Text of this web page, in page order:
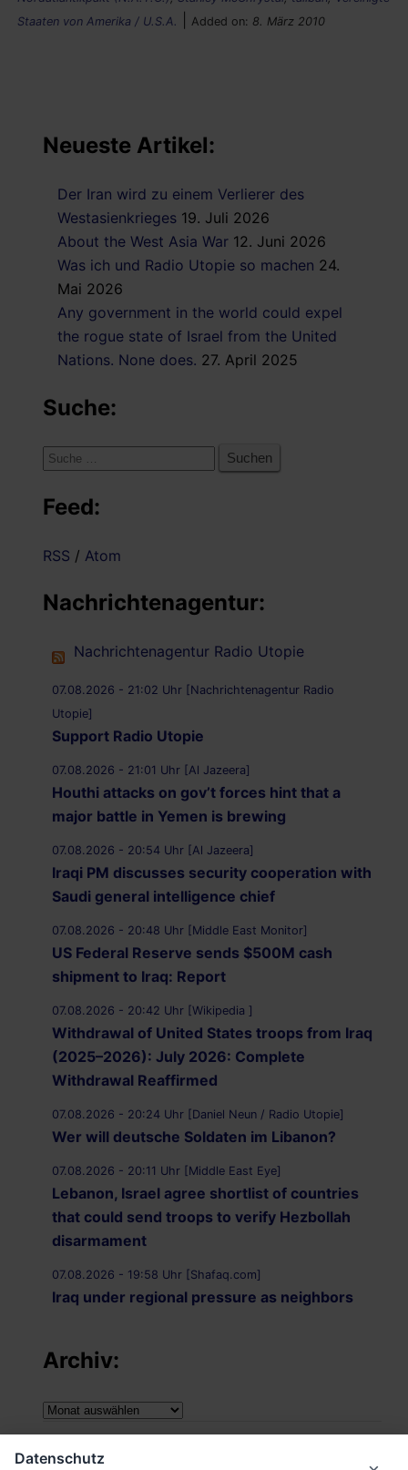
Staaten von Amerika / U.S.A.
Added on: 8. März 2010
Neueste Artikel:
Der Iran wird zu einem Verlierer des
Westasienkrieges 19. Juli 2026
About the West Asia War 12. Juni 2026
Was ich und Radio Utopie so machen 24.
Mai 2026
Any government in the world could expel
the rogue state of Israel from the United
Nations. None does. 27. April 2025
Suche:
Suche
Feed:
RSS / Atom
Nachrichtenagentur:
Nachrichtenagentur Radio Utopie
07.08.2026 - 21:02 Uhr [Nachrichtenagentur Radio
Utopie]
Support Radio Utopie
07.08.2026 - 21:01 Uhr [Al Jazeera]
Houthi attacks on gov’t forces hint that a
major battle in Yemen is brewing
07.08.2026 - 20:54 Uhr [Al Jazeera]
Iraqi PM discusses security cooperation with
Saudi general intelligence chief
07.08.2026 - 20:48 Uhr [Middle East Monitor]
US Federal Reserve sends $500M cash
shipment to Iraq: Report
07.08.2026 - 20:42 Uhr [Wikipedia ]
Withdrawal of United States troops from Iraq
(2025–2026): July 2026: Complete
Withdrawal Reaffirmed
07.08.2026 - 20:24 Uhr [Daniel Neun / Radio Utopie]
Wer will deutsche Soldaten im Libanon?
07.08.2026 - 20:11 Uhr [Middle East Eye]
Lebanon, Israel agree shortlist of countries
that could send troops to verify Hezbollah
disarmament
07.08.2026 - 19:58 Uhr [Shafaq.com]
Iraq under regional pressure as neighbors
07.08.2026 - 19:49 Uhr [Middle East Eye]
attacks by Iraqi groups and Yemen‘s Houthis
07.08.2026 - 19:43 Uhr [Middle East Monitor]
‘Attack on one is attack on all’: Saudi Arabia,
Archiv:
Archiv:
Impressum
Datenschutz